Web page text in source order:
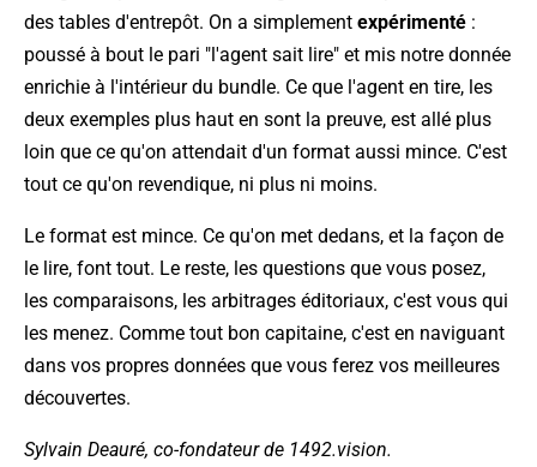
des tables d'entrepôt. On a simplement expérimenté :
poussé à bout le pari "l'agent sait lire" et mis notre donnée
enrichie à l'intérieur du bundle. Ce que l'agent en tire, les
deux exemples plus haut en sont la preuve, est allé plus
loin que ce qu'on attendait d'un format aussi mince. C'est
tout ce qu'on revendique, ni plus ni moins.
Le format est mince. Ce qu'on met dedans, et la façon de
le lire, font tout. Le reste, les questions que vous posez,
les comparaisons, les arbitrages éditoriaux, c'est vous qui
les menez. Comme tout bon capitaine, c'est en naviguant
dans vos propres données que vous ferez vos meilleures
découvertes.
Sylvain Deauré, co-fondateur de 1492.vision.